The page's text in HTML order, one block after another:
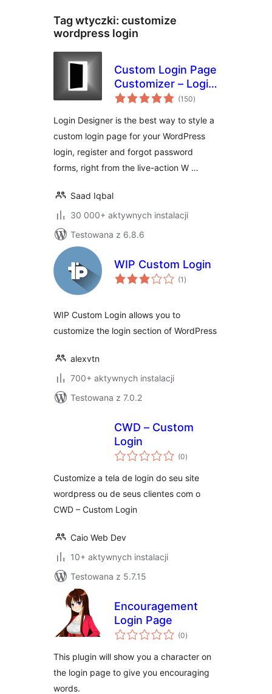
Tag wtyczki: customize
wordpress login
Custom Login Page
Customizer – Login
Designer
(150wszystkich
ocen
)
Login Designer is the best way to style a
custom login page for your WordPress
login, register and forgot password
forms, right from the live-action W …
Saad Iqbal
30 000+ aktywnych instalacji
Testowana z 6.8.6
WIP Custom Login
(1 wszystkich
ocen
)
WIP Custom Login allows you to
customize the login section of WordPress
alexvtn
700+ aktywnych instalacji
Testowana z 7.0.2
CWD – Custom
Login
(0wszystkich
ocen
)
Customize a tela de login do seu site
wordpress ou de seus clientes com o
CWD – Custom Login
Caio Web Dev
10+ aktywnych instalacji
Testowana z 5.7.15
Encouragement
Login Page
(0wszystkich
ocen
)
This plugin will show you a character on
the login page to give you encouraging
words.